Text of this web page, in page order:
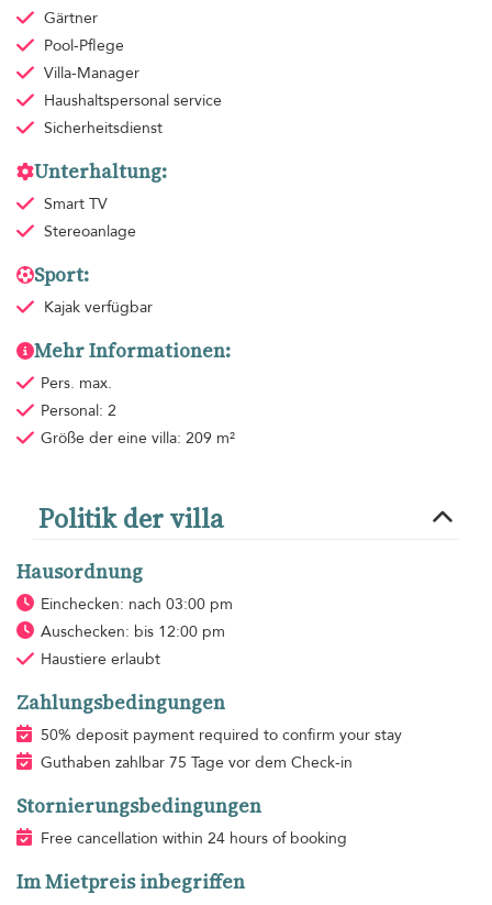
Gärtner
Pool-Pflege
Villa-Manager
Haushaltspersonal service
Sicherheitsdienst
Unterhaltung:
Smart TV
Stereoanlage
Sport:
Kajak verfügbar
Mehr Informationen:
Pers. max.
Personal: 2
Größe der eine villa: 209 m²
Politik der villa
Hausordnung
Einchecken: nach 03:00 pm
Auschecken: bis 12:00 pm
Haustiere erlaubt
Zahlungsbedingungen
50% deposit payment required to confirm your stay
Guthaben zahlbar 75 Tage vor dem Check-in
Stornierungsbedingungen
Free cancellation within 24 hours of booking
Im Mietpreis inbegriffen